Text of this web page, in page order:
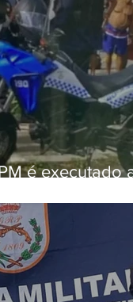
é executado a